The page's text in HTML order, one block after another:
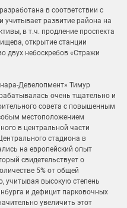
в соответствии с
учитывает развитие района на
в т.ч. продление проспекта
открытие станции
двух небоскребов «Стражи
Девелопмент» Тимур
очень тщательно и
совета с повышенным
местоположением
в центральной части
стадиона в
на европейский опыт
свидетельствует о
5% от общей
учитывая высокую степень
и дефицит парковочных
увеличить этот